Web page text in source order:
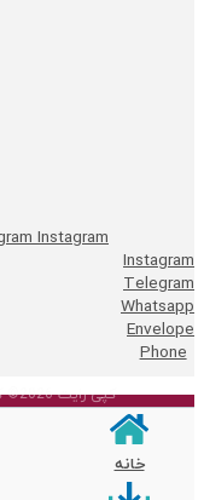
Instagram
Instagram
Telegram
Whatsapp
Envelope
Phone
کپی رایت 2026© کتاب پاسارگاد. کلیه حقوق محفوظ است.
خانه